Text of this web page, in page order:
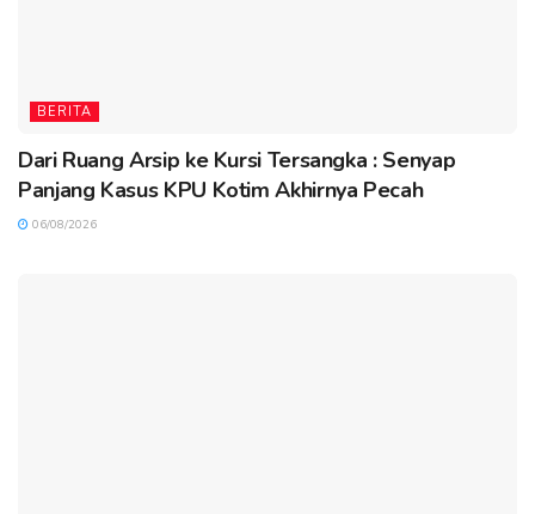
BERITA
Dari Ruang Arsip ke Kursi Tersangka : Senyap
Panjang Kasus KPU Kotim Akhirnya Pecah
06/08/2026